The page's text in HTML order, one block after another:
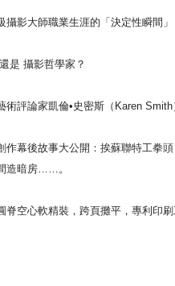
攝影大師職業生涯的「決定性瞬間」
是 攝影哲學家？
術評論家凱倫•史密斯（Karen
作幕後故事大公開：挨蘇聯特工拳
造暗房……。
脊空心軟精裝，跨頁攤平，專利印